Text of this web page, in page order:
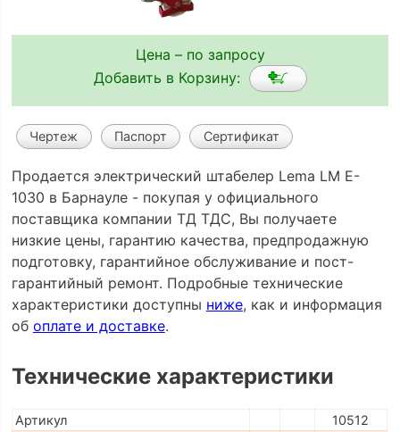
Цена – по запросу
Добавить в Корзину:
Чертеж Паспорт Сертификат
Продается электрический штабелер Lema LM E-
1030 в Барнауле - покупая у официального
поставщика компании ТД ТДС, Вы получаете
низкие цены, гарантию качества, предпродажную
подготовку, гарантийное обслуживание и пост-
гарантийный ремонт. Подробные технические
характеристики доступны ниже, как и информация
об оплате и доставке.
Технические характеристики
Артикул
10512